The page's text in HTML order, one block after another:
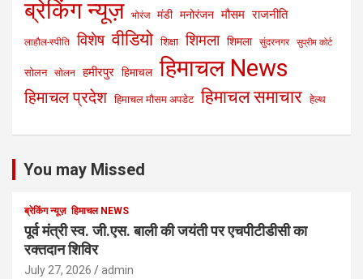
ब्रेकिंग न्यूज़ भोरंज मंडी मनोरंजन मौसम राजनीति
लाहौल-स्पीति विशेष वीडियो शिक्षा शिमला शिमला सुंदरनगर सुप्रीम कोर्ट
सोलन सोलन हमीरपुर हिमाचल हिमाचल News
हिमाचल प्रदेश हिमाचल मौसम अपडेट हिमाचल समाचार हेल्थ
You may Missed
ब्रेकिंग न्यूज़ हिमाचल NEWS
पूर्व मंत्री स्व. जी.एस. बाली की जयंती पर एचपीटीडीसी का
रक्तदान शिविर
July 27, 2026 admin